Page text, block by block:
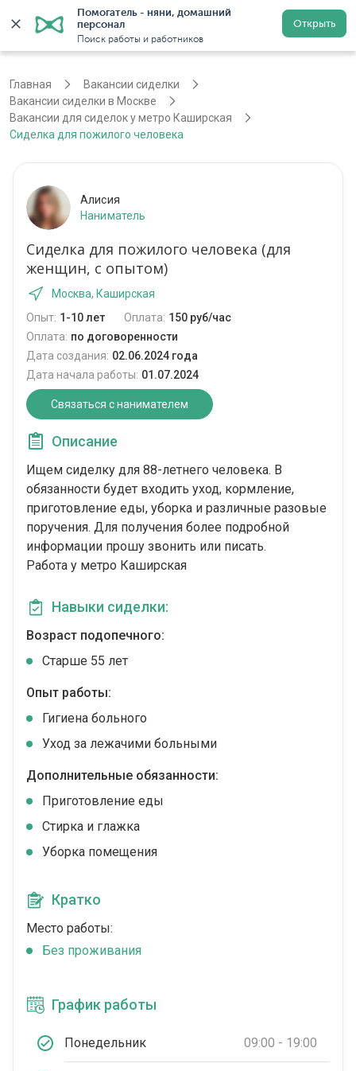
Помогатель - няни, домашний
персонал
Поиск работы и работников
Открыть
Регистрация
Главная
Вакансии сиделки
Вакансии сиделки в Москве
Вакансии для сиделок у метро Каширская
Сиделка для пожилого человека
Алисия
Наниматель
Сиделка для пожилого человека (для
женщин, с опытом)
Москва, Каширская
Опыт: 1-10 лет Оплата: 150 руб/час
Оплата: по договоренности
Дата создания: 02.06.2024 года
Дата начала работы: 01.07.2024
Связаться с нанимателем
Описание
Ищем сиделку для 88-летнего человека. В
обязанности будет входить уход, кормление,
приготовление еды, уборка и различные разовые
поручения. Для получения более подробной
информации прошу звонить или писать.
Работа у метро Каширская
Навыки сиделки:
Возраст подопечного:
Cтарше 55 лет
Опыт работы:
Гигиена больного
Уход за лежачими больными
Дополнительные обязанности:
Приготовление еды
Стирка и глажка
Уборка помещения
Кратко
Место работы:
Без проживания
График работы
Понедельник 09:00 - 19:00